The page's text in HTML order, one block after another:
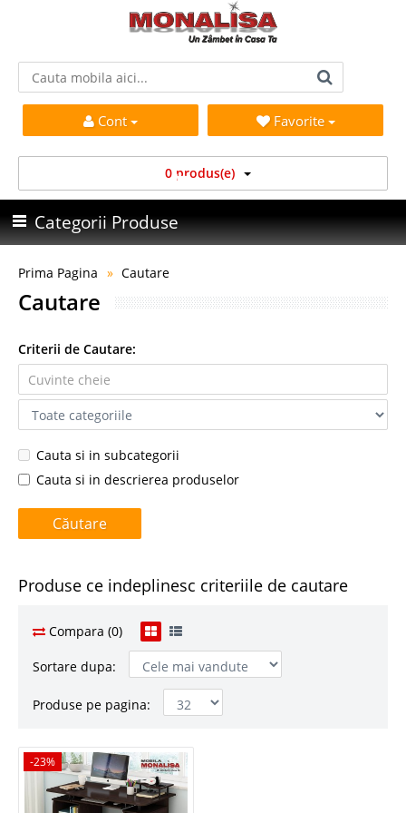
Cont Favorite
0 produs(e)
Categorii Produse
Prima Pagina Cautare
Cautare
Criterii de Cautare:
Cauta si in subcategorii
Cauta si in descrierea produselor
Produse ce indeplinesc criteriile de cautare
Compara (0)
Sortare dupa:
Produse pe pagina:
-23%
-23%